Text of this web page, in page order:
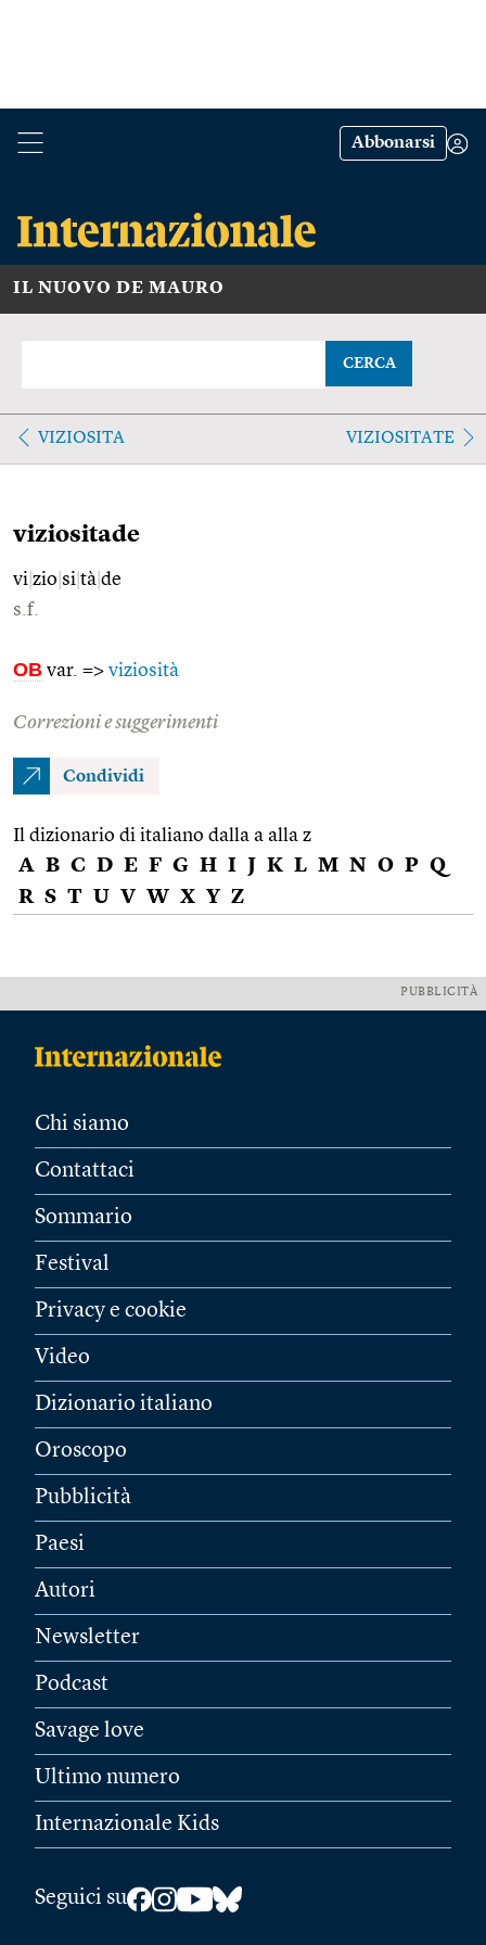
Abbonarsi
IL NUOVO DE MAURO
CERCA
VIZIOSITA VIZIOSITATE
viziositade
vi zio si tà de
s.f.
OB var. => viziosità
Correzioni e suggerimenti
Condividi
Il dizionario di italiano dalla a alla z
A B C D E F G H I J K L M N O P Q
R S T U V W X Y Z
PUBBLICITÀ
Chi siamo
Contattaci
Sommario
Festival
Privacy e cookie
Video
Dizionario italiano
Oroscopo
Pubblicità
Paesi
Autori
Newsletter
Podcast
Savage love
Ultimo numero
Internazionale Kids
Seguici su